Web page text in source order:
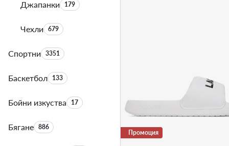
ДжапанкиБрой на продуктите:
179
ЧехлиБрой на продуктите:
679
СпортниБрой на продуктите:
3351
БаскетболБрой на продуктите:
133
Бойни изкустваБрой на продуктите:
17
БяганеБрой на продуктите:
886
Промоция